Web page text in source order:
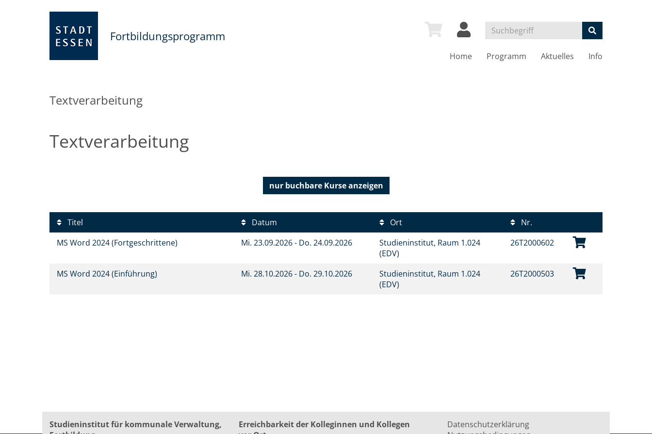
Fortbildungsprogramm
Home Programm Aktuelles Info
Textverarbeitung
Textverarbeitung
nur buchbareKurse anzeigen
Titel Datum Ort
Nr.
MS Word 2024 (Fortgeschrittene)
Mi. 23.09.2026 - Do. 24.09.2026
Studieninstitut, Raum 1.024
(EDV)
26T2000602
MS Word 2024 (Einführung) Mi. 28.10.2026 - Do. 29.10.2026
Studieninstitut, Raum 1.024
(EDV)
26T2000503
Studieninstitut für kommunale Verwaltung,
Erreichbarkeit der Kolleginnen und Kollegen
Datenschutzerklärung